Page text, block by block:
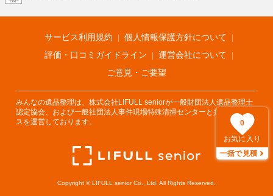
0
お気に入り
一括で見積
不動産・住宅
不動産査定 マンション専門売却査定 不動産投資 アドバイザー
不動産アーカイブ
空き家バンク 家賃相場 不動産会社
まちむすび
不動産用語集 住まいのお役立ち情報
LIFULL HOME'S PRESS
アプリ 不動産データ 不動産転職
サービス利用規約
個人情報保護方針について
評価・口コミガイドライン
運営会社について
ご意見・ご要望
みんなの遺品整理は、株式会社LIFULL seniorが一般財団法人遺品整理士
認定協会、および一般社団法人事件現場特殊清掃センターと共同でサービ
スを運営しております。
Copyright © LIFULL senior Co., Ltd. All Rights Reserved.